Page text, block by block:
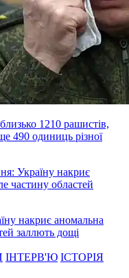
1210 рашистів,
490 одиниць різної
накриє аномальна
заллють дощі
ІНТЕРВ'Ю ІСТОРІЯ